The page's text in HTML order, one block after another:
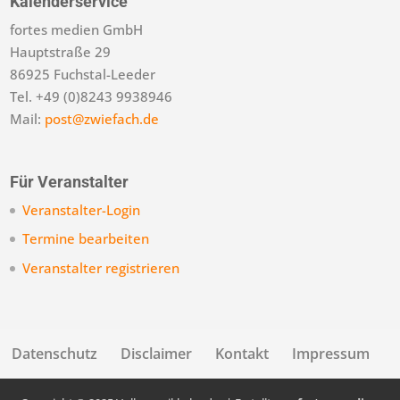
fortes medien GmbH
Hauptstraße 29
86925 Fuchstal-Leeder
Tel. +49 (0)8243 9938946
Mail: post@zwiefach.de
Für Veranstalter
Veranstalter-Login
Termine bearbeiten
Veranstalter registrieren
Datenschutz Disclaimer Kontakt Impressum